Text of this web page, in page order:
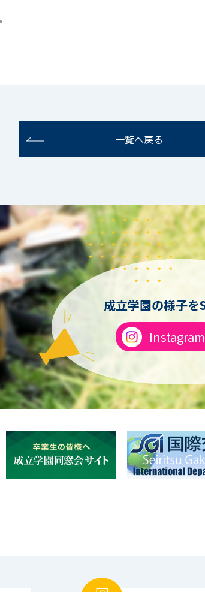
一覧へ戻る
成立学園の様子を
Instagram